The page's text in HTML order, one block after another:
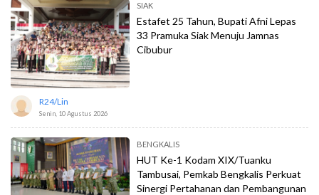
SIAK
Estafet 25 Tahun, Bupati Afni Lepas
33 Pramuka Siak Menuju Jamnas
Cibubur
R24/lin
Senin, 10 Agustus 2026
BENGKALIS
HUT Ke-1 Kodam XIX/Tuanku
Tambusai, Pemkab Bengkalis Perkuat
Sinergi Pertahanan dan Pembangunan